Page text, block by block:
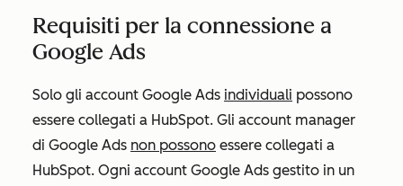
Requisiti per la connessione a
Google Ads
Solo gli account Google Ads individuali possono
essere collegati a HubSpot. Gli account manager
di Google Ads non possono essere collegati a
HubSpot. Ogni account Google Ads gestito in un